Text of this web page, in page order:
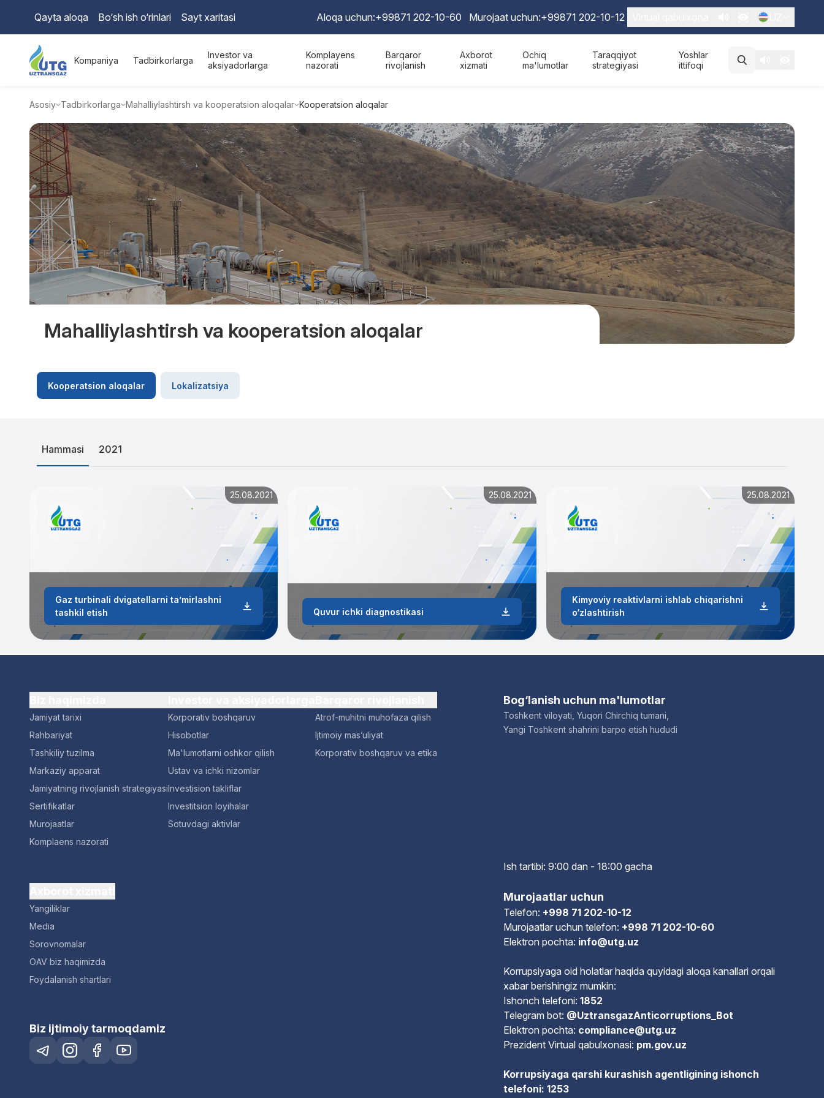
Qayta aloqa Bo‘sh ish o‘rinlari Sayt xaritasi Aloqa uchun:+99871 202-10-60 Murojaat uchun:+99871 202-10-12
Kompaniya Tadbirkorlarga
Investor va
aksiyadorlarga
Komplayens
nazorati
Barqaror
rivojlanish
Axborot
xizmati
Ochiq
ma'lumotlar
Taraqqiyot
strategiyasi
Yoshlar
ittifoqi
Asosiy Tadbirkorlarga Mahalliylashtirsh va kooperatsion aloqalar Kooperatsion aloqalar
Mahalliylashtirsh va kooperatsion aloqalar
Kooperatsion aloqalar Lokalizatsiya
Hammasi 2021
25.08.2021
Gaz turbinali dvigatellarni ta’mirlashni
tashkil etish
25.08.2021
Quvur ichki diagnostikasi
25.08.2021
Kimyoviy reaktivlarni ishlab chiqarishni
o‘zlashtirish
Jamiyat tarixi
Rahbariyat
Tashkiliy tuzilma
Markaziy apparat
Jamiyatning rivojlanish strategiyasi
Sertifikatlar
Murojaatlar
Komplaens nazorati
Korporativ boshqaruv
Hisobotlar
Ma'lumotlarni oshkor qilish
Ustav va ichki nizomlar
Investision takliflar
Investitsion loyihalar
Sotuvdagi aktivlar
Atrof-muhitni muhofaza qilish
Ijtimoiy mas’uliyat
Korporativ boshqaruv va etika
Yangiliklar
Media
Sorovnomalar
OAV biz haqimizda
Foydalanish shartlari
Biz ijtimoiy tarmoqdamiz
Bog‘lanish uchun ma'lumotlar
Toshkent viloyati, Yuqori Chirchiq tumani,
Yangi Toshkent shahrini barpo etish hududi
Ish tartibi: 9:00 dan - 18:00 gacha
Murojaatlar uchun
Telefon: +998 71 202-10-12
Murojaatlar uchun telefon: +998 71 202-10-60
Elektron pochta: info@utg.uz
Korrupsiyaga oid holatlar haqida quyidagi aloqa kanallari orqali
xabar berishingiz mumkin:
Ishonch telefoni:1852
Telegram bot: @UztransgazAnticorruptions_Bot
Elektron pochta: compliance@utg.uz
Prezident Virtual qabulxonasi: pm.gov.uz
Korrupsiyaga qarshi kurashish agentligining ishonch
telefoni: 1253